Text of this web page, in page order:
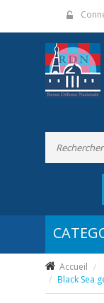
Accueil
Black Sea